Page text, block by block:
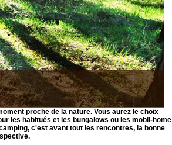
proche de la nature. Vous aurez le choix
les habitués et les bungalows ou les mobil-home
c'est avant tout les rencontres, la bonne